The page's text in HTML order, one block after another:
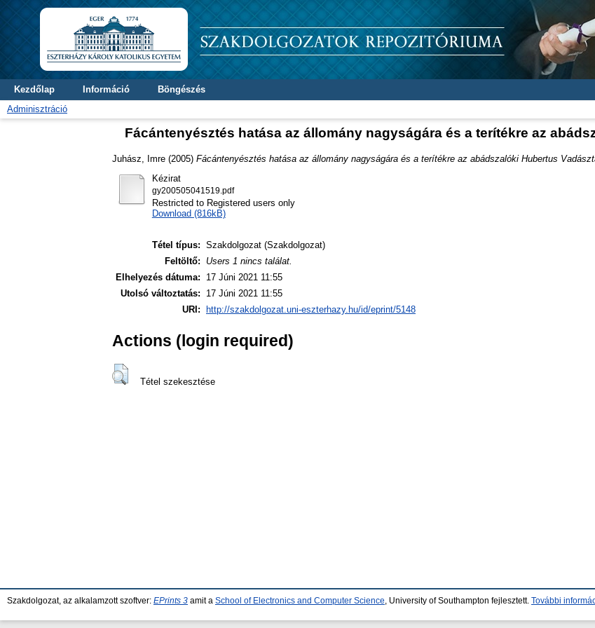
Kezdőlap Információ
Böngészés
Adminisztráció
Fácántenyésztés hatása az állomány nagyságára és a terítékre az
Juhász, Imre (2005) Fácántenyésztés hatása az állomány nagyságára és a terítékre az abádszalóki Hubertus
Kézirat
gy200505041519.pdf
Restricted to Registered users only
Download (816kB)
Tétel típus: Szakdolgozat (Szakdolgozat)
Feltöltő:
Users 1 nincs találat.
Elhelyezés dátuma:
17 Júni 2021 11:55
Utolsó változtatás:
17 Júni 2021 11:55
URI:
http://szakdolgozat.uni-eszterhazy.hu/id/eprint/5148
Actions (login required)
Tétel szekesztése
Szakdolgozat, az alkalamzott szoftver: EPrints 3 amit a School of Electronics and Computer Science , University of Southampton fejlesztett. További